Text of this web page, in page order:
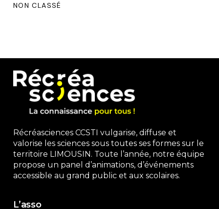
NON CLASSÉ
Récréasciences CCSTI vulgarise, diffuse et
valorise les sciences sous toutes ses formes sur le
territoire LIMOUSIN. Toute l’année, notre équipe
propose un panel d’animations, d’événements
accessible au grand public et aux scolaires.
L’asso